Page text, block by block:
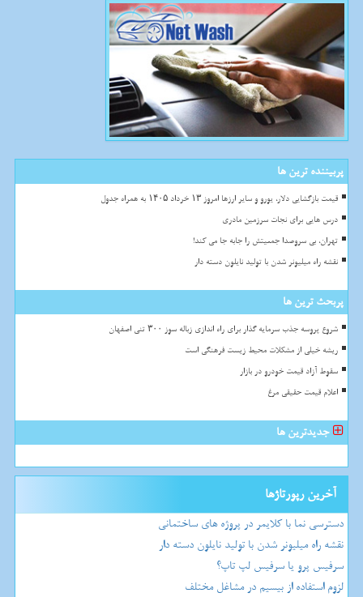
پربیننده ترین ها
قیمت بازگشایی دلار، یورو و سایر ارزها امروز ۱۳ خرداد ۱۴۰۵ به همراه جدول
درس هایی برای نجات سرزمین مادری
تهران، بی سروصدا جمعیتش را جابه جا می کند!
نقشه راه میلیونر شدن با تولید نایلون دسته دار
پربحث ترین ها
شروع پروسه جذب سرمایه گذار برای راه اندازی زباله سوز ۳۰۰ تنی اصفهان
ریشه خیلی از مشکلات محیط زیست فرهنگی است
سقوط آزاد قیمت خودرو در بازار
اعلام قیمت حقیقی مرغ
جدیدترین ها
آخرین رپورتاژها
دسترسی نما با کلایمر در پروژه های ساختمانی
نقشه راه میلیونر شدن با تولید نایلون دسته دار
سرفیس پرو یا سرفیس لپ تاپ؟
لزوم استفاده از بیسیم در مشاغل مختلف